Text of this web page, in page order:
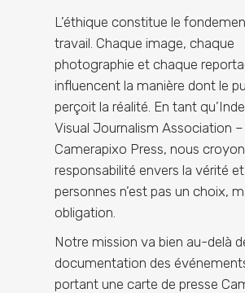
L’éthique constitue le
travail. Chaque image, chaque
photographie et chaque
influencent la manière dont le
perçoit la réalité. En tant
Visual Journalism Association –
Camerapixo Press, nous
responsabilité envers la vérité
personnes n’est pas un choix,
obligation.
Notre mission va bien au-delà
documentation des
portant une carte de presse